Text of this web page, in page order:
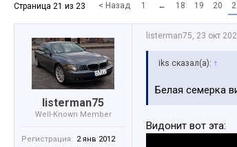
Страница 21 из 23 < Назад 1 ← 18 19 20
listerman75
Well-Known Member
Регистрация: 2 янв 2012
listerman75, 23 окт
iks сказал(а): ↑
Белая семерка
Видонит вот эта: